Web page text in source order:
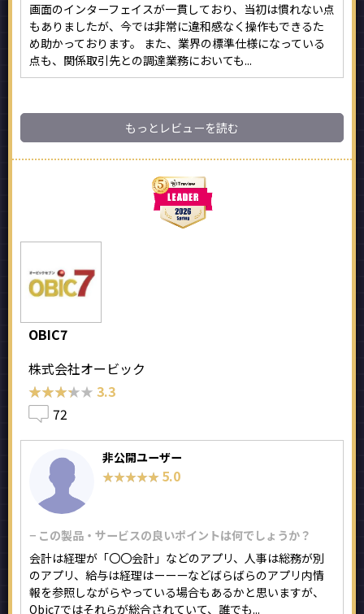
画面のインターフェイスが一貫しており、当初は慣れない点
もありましたが、今では非常に違和感なく操作もできるた
め助かっております。 また、業界の標準仕様になっている
点も、関係取引先との調達業務においても...
もっとレビューを読む
OBIC7
株式会社オービック
★★★★★
★★★★★ 3.3
72
非公開ユーザー
★★★★★
★★★★★ 5.0
− この製品・サービスの良いポイントは何でしょうか？
会計は経理が「〇〇会計」などのアプリ、人事は総務が別
のアプリ、給与は経理はーーーなどばらばらのアプリ内情
報を参照しながらやっている場合もあるかと思いますが、
Obic7ではそれらが総合されていて、誰でも...